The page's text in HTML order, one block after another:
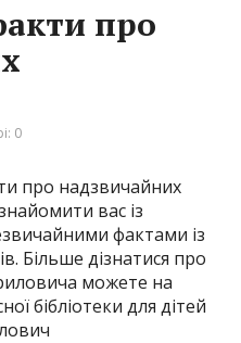
про
0
про надзвичайних
вас із
фактами із
Більше дізнатися про
можете на
бібліотеки для дітей